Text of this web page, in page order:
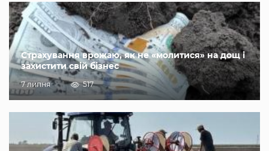
Страхування врожаю, як не «молитися» на дощ і
захистити свій бізнес
7 липня 517